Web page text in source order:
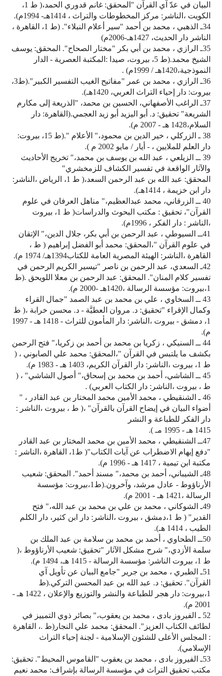
البيان في عدّ آي القرآن "المحقق: غانم قدوري الحمد،( ط 1،
الكويت ،الناشر: مركز المخطوطات والتراث ، 1414هـ- 1994م).
34ـ الذهبي ، محمد بن أحمد "سير أعلام النبلاء". (ط 1، القاهرة ،
الناشر دار الحديث، 1427هـ-2006م)
35ـ الرازي ، محمد بن أبي بكر "مختار الصحاح". المحقق: يوسف
الشيخ محمد.(ط 5، بيروت، صيدا :المكتبة العصرية - الدار
النموذجية،1420هـ / 1999م) .
36ـ الرازي ، محمد بن عمر "مفاتيح الغيب التفسير الكبير".(ط3،
بيروت: دار إحياء التراث العربي، 1420هـ).
37ـ الراغب الأصفهاني، الحسين بن محمد، "الذريعة إلى مكارم
الشريعة" تحقيق: د. أبو اليزيد أبو زيد العجمي.(القاهرة: دار
السلام،1428 هـ - 2007 م).
38 ـ الزركلي ، خير الدين بن محمود،" الأعلام ".(ط 15، بيروت:
دار العلم للملايين ، - أيار / مايو 2002 م ).
39 ــ الزيلعي ، عبد الله بن يوسف بن محمد،" تخريج الأحاديث
والآثار الواقعة في تفسير الكشاف للزمخشري"
المحقق: عبد الله بن عبد الرحمن السعد،( ط 1، الرياض ،الناشر:
دار ابن خزيمة ، 1414هـ).
40 ــ الزرقاني، محمد عبدالعظيم،" مناهل العرفان في علوم
القرآن"، تحقيق : مكتب البحوث والدراسات( ط 1، بيروت
،الناشر : دار الفكر ، 1996م).
41ــ السيوطي ، عبد الرحمن بن أبي بكر، جلال الدين،" الإتقان
في علوم القرآن "،المحقق: محمد أبو الفضل إبراهيم ( ط ،
القاهرة ،الناشر: الهيئة المصرية العامة للكتاب1394هـ/ 1974 م).
42ـ السعدي، عبد الرحمن بن ناصر "تيسير الكريم الرحمن في
تفسير كلام المنان". المحقق: عبد الرحمن بن معلا اللويحق .(ط
1،بيروت: مؤسسة الرسالة ،1420هـ -2000 م).
43 ــ السخاوي ، علي بن محمد بن عبد الصمد "جمال القراء
وكمال الإقراء "تحقيق: د. مروان العطيَّة - د. محسن خرابة ،( ط
1، دمشق - بيروت ،الناشر: دار المأمون للتراث - 1418 هـ - 1997
م).
44 ــ السنيكي ، زكريا بن محمد بن أحمد بن زكريا،" فتح الرحمن
بكشف ما يلتبس في القرآن "،المحقق: محمد علي الصابوني ، (
ط 1، بيروت ،الناشر: دار القرآن الكريم، 1403 هـ - 1983 م).
45 ــ الشاشي، أحمد بن محمد بن إسحاق،" أصول الشاشي" ، (
ط ، بيروت ،الناشر: دار الكتاب العربي) .
46 ـ الشنقيطي ، محمد الأمين محمد المختار بن عبد القادر ، "
أضواء البيان في إيضاح القرآن بالقرآن" ،( ط ، بيروت ،الناشر :
دار الفكر للطباعة و النشر
1415 هـ - 1995 مـ ).
47ــ الشنقيطي ، محمد الأمين بن محمد المختار بن عبد القادر
"دفع إيهام الاضطراب عن آيات الكتاب"( ط1، القاهرة ،الناشر :
مكتبة ابن تيمية ، 1417 هـ - 1996 م).
48ـ الشيباني، أحمد بن محمد،" مسند أحمد". المحقق: شعيب
الأرناؤوط - عادل مرشد، وآخرون.(ط1،بيروت: مؤسسة
الرسالة ،1421 هـ - 2001 م).
49ـ الشوكاني ، محمد بن علي بن محمد بن عبد الله،" فتح
القدير" ( ط 1،دمشق ، بيروت ،الناشر: دار ابن كثير، دار الكلم
الطيب ، 1414 هـ).
50ــ الطحاوي ، أحمد بن محمد بن سلامة بن عبد الملك بن
سلمة الأزدي،" شرح مشكل الآثار "تحقيق: شعيب الأرناؤوط ،(
ط 1، بيروت الناشر: مؤسسة الرسالة - 1415 هـ، 1494 م).
51ـ الطبري ، محمد بن جرير "جامع البيان عن تأويل آي
القرآن". تحقيق: د. عبد الله بن عبد المحسن التركي.(ط
1،بيروت: دار هجر للطباعة والنشر والتوزيع والإعلان ، 1422 هـ -
2001 م).
52 ـ الفيروز بادى ، محمد بن يعقوب،" بصائر ذوي التمييز في
لطائف الكتاب العزيز". المحقق: محمد علي النجار(ط .، القاهرة
: المجلس الأعلى للشئون الإسلامية - لجنة إحياء التراث
الإسلامي).
53ـ الفيروز بادى ، محمد بن يعقوب "القاموس المحيط". تحقيق:
مكتب تحقيق التراث في مؤسسة الرسالة بإشراف: محمد نعيم